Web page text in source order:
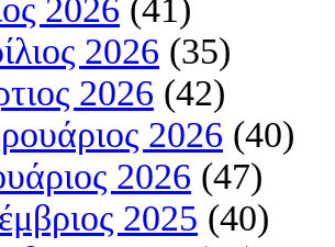
2026 (41)
2026 (35)
2026 (42)
2026 (40)
2026 (47)
2025 (40)